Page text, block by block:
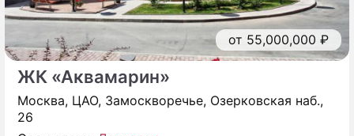
от 55,000,000 ₽
ЖК «Аквамарин»
Москва, ЦАО, Замоскворечье, Озерковская наб.,
26